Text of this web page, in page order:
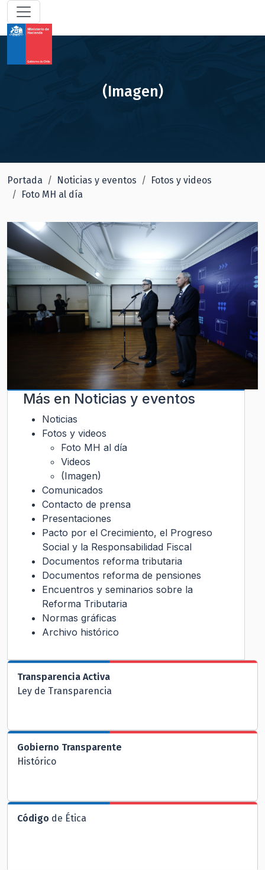
(Imagen)
Portada Noticias y eventos
Fotos y videos
Foto MH al día
Más en Noticias y eventos
Noticias
Fotos y videos
Foto MH al día
Videos
(Imagen)
Comunicados
Contacto de prensa
Presentaciones
Pacto por el Crecimiento, el Progreso
Social y la Responsabilidad Fiscal
Documentos reforma tributaria
Documentos reforma de pensiones
Encuentros y seminarios sobre la
Reforma Tributaria
Normas gráficas
Archivo histórico
Transparencia Activa
Ley de Transparencia
Gobierno Transparente
Histórico
Código de Ética